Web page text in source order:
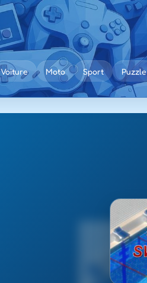
Voiture Moto Sport Puzzle